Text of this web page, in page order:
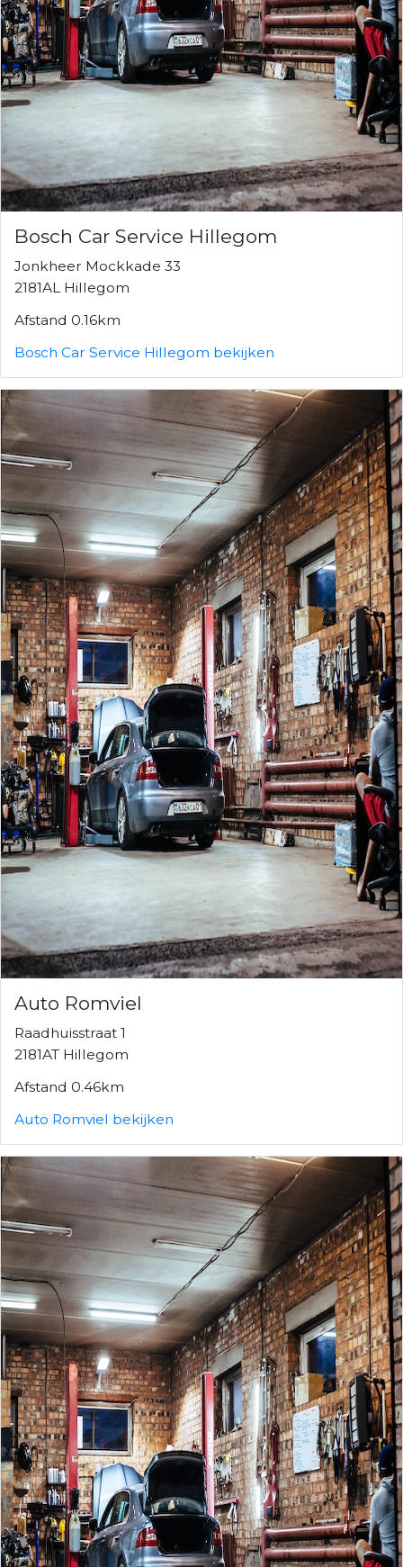
Bosch Car Service Hillegom
Jonkheer Mockkade 33
2181AL Hillegom
Afstand 0.16km
Bosch Car Service Hillegom bekijken
Auto Romviel
Raadhuisstraat 1
2181AT Hillegom
Afstand 0.46km
Auto Romviel bekijken